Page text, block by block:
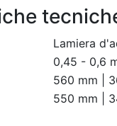
Lamiera
0,45 - 0,6
560 mm |
550 mm |